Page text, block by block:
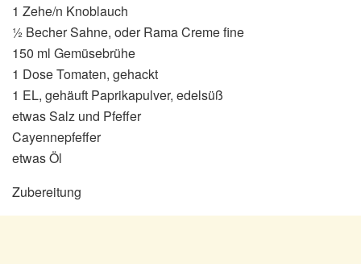
1 Zehe/n Knoblauch
½ Becher Sahne, oder Rama Creme fine
150 ml Gemüsebrühe
1 Dose Tomaten, gehackt
1 EL, gehäuft Paprikapulver, edelsüß
etwas Salz und Pfeffer
Cayennepfeffer
etwas Öl
Zubereitung